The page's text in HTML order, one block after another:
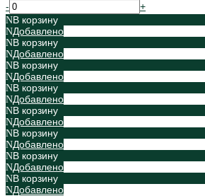
-
+
В корзину
Добавлено
В корзину
Добавлено
В корзину
Добавлено
В корзину
Добавлено
В корзину
Добавлено
В корзину
Добавлено
В корзину
Добавлено
В корзину
Добавлено